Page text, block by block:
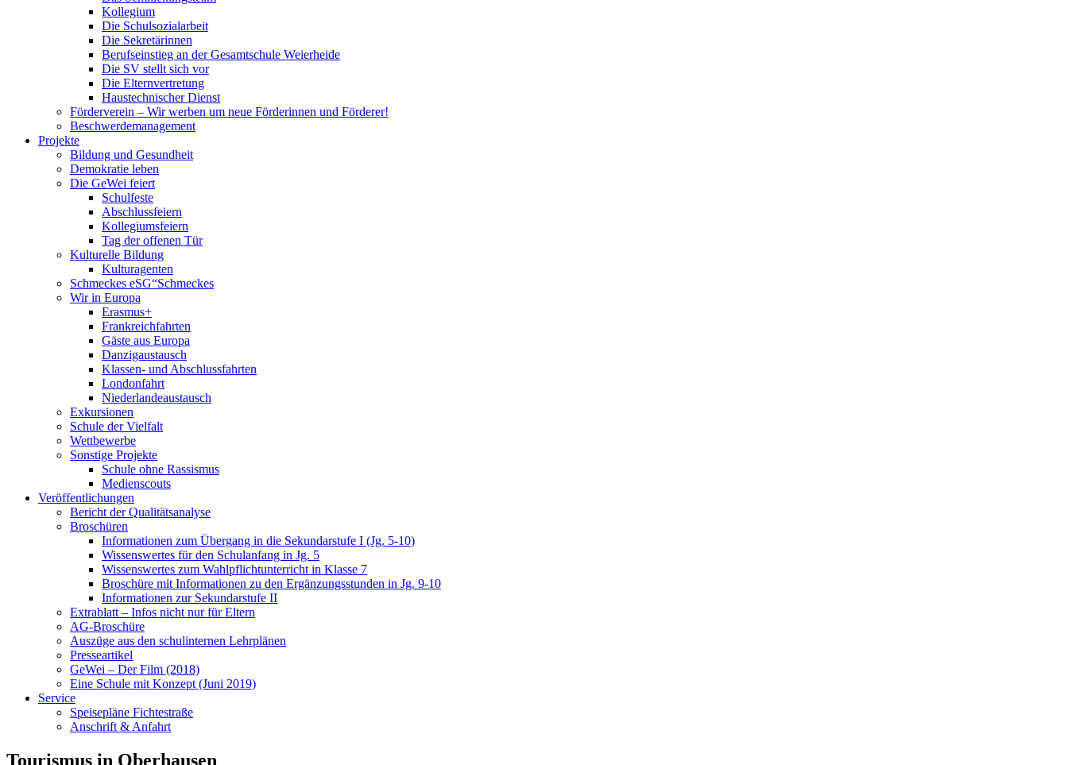
Kollegium
Die Schulsozialarbeit
Die Sekretärinnen
Berufseinstieg an der Gesamtschule Weierheide
Die SV stellt sich vor
Die Elternvertretung
Haustechnischer Dienst
Förderverein – Wir werben um neue Förderinnen und Förderer!
Beschwerdemanagement
Projekte
Bildung und Gesundheit
Demokratie leben
Die GeWei feiert
Schulfeste
Abschlussfeiern
Kollegiumsfeiern
Tag der offenen Tür
Kulturelle Bildung
Kulturagenten
Schmeckes eSG“Schmeckes
Wir in Europa
Erasmus+
Frankreichfahrten
Gäste aus Europa
Danzigaustausch
Klassen- und Abschlussfahrten
Londonfahrt
Niederlandeaustausch
Exkursionen
Schule der Vielfalt
Wettbewerbe
Sonstige Projekte
Schule ohne Rassismus
Medienscouts
Veröffentlichungen
Bericht der Qualitätsanalyse
Broschüren
Informationen zum Übergang in die Sekundarstufe I (Jg. 5-10)
Wissenswertes für den Schulanfang in Jg. 5
Wissenswertes zum Wahlpflichtunterricht in Klasse 7
Broschüre mit Informationen zu den Ergänzungsstunden in Jg. 9-10
Informationen zur Sekundarstufe II
Extrablatt – Infos nicht nur für Eltern
AG-Broschüre
Auszüge aus den schulinternen Lehrplänen
Presseartikel
GeWei – Der Film (2018)
Eine Schule mit Konzept (Juni 2019)
Service
Speisepläne Fichtestraße
Anschrift & Anfahrt
Tourismus in Oberhausen